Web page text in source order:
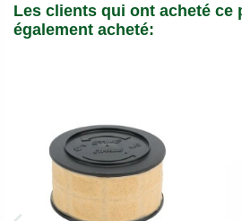
Les clients qui ont acheté ce
également acheté: